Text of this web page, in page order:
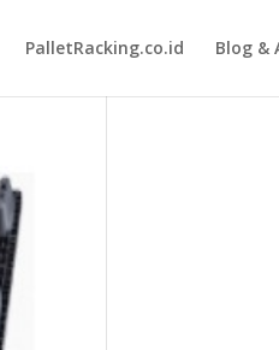
PalletRacking.co.id Blog &